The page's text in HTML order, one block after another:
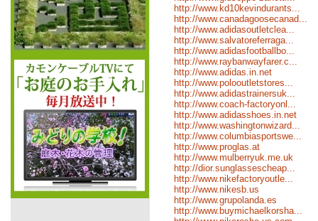
http://www.kd10kevindurants...
http://www.canadagoosecanad...
http://www.adidasoutletclea...
http://www.salvatoreferraga...
http://www.adidasfootballbo...
http://www.raybanwayfarer.c...
http://www.adidas.in.net
http://www.polooutletstores...
http://www.adidastrainersuk...
http://www.coach-factoryonl...
http://www.adidasshoes.in.net
http://www.washingtonwizard...
http://www.columbiasportswe...
http://www.proglas.at
http://www.mulberryuk.me.uk
http://dior.sunglassescheap...
http://www.nikefactoryoutle...
http://www.nikesb.us
http://www.grupolanda.es
http://www.buymichaelkorsha...